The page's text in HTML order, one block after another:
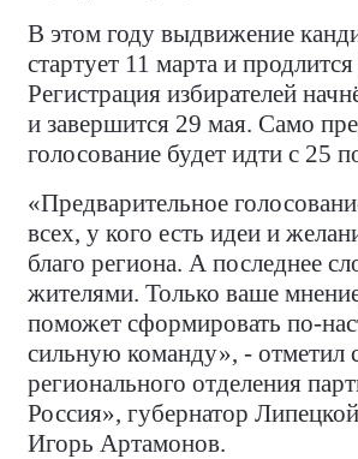
В этом году выдвижение
стартует 11 марта и
Регистрация избирателей
и завершится 29 мая. Само
голосование будет идти с 25
«Предварительное
всех, у кого есть идеи и
благо региона. А последнее
жителями. Только ваше
поможет сформировать по-
сильную команду», - отметил
регионального отделения
Россия», губернатор
Игорь Артамонов.